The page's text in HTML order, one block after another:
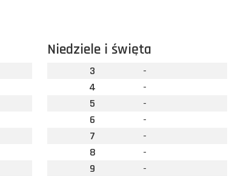
Niedziele i święta
3
-
4
-
5
-
6
-
7
-
8
-
9
-